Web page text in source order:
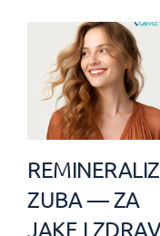
ZUBA — ZA
JAKE I